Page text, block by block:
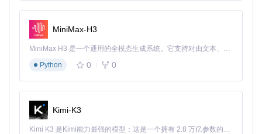
MiniMax-H3
MiniMax H3 是一个通用的全模态生成系统。它支持对由文本、图像、视频和音频组成的多模态上下文进行统一理解，并能生成分辨率高达 2K、时长可达 15 秒的带原生立体声音频的视频。得益于面向任务泛化的系统设计，H3 在预训练阶段就已具备广泛的多模态上下文理解与生成能力，能够出色地执行复杂的多模态指令。
Python
0 0
Kimi-K3
Kimi K3 是Kimi能力最强的模型：这是一个拥有 2.8 万亿参数的混合专家（MoE）模型，具备原生视觉理解能力，并支持 100 万 token 的上下文窗口。